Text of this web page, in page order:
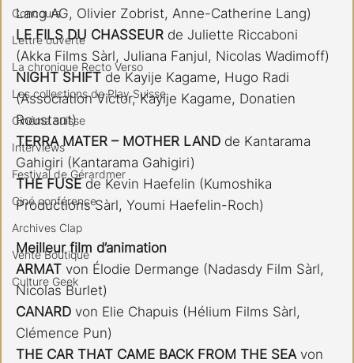
Concours
Lettre ouverte
La chronique Recto Verso
Les collections de Play Suisse
Cinéma suisse
Interviews
Festival de Gérardmer
Ciné conférence
Archives Clap
Vente Boutique
Culture Geek
Lang AG, Olivier Zobrist, Anne-Catherine Lang)
LE FILS DU CHASSEUR de Juliette Riccaboni
(Akka Films Sàrl, Juliana Fanjul, Nicolas Wadimoff)
NIGHT SHIFT de Kayije Kagame, Hugo Radi
(Association Victor, Kayije Kagame, Donatien
Roustant)
TERRA MATER – MOTHER LAND de Kantarama
Gahigiri (Kantarama Gahigiri)
THE FUSE de Kevin Haefelin (Kumoshika
Productions Sàrl, Youmi Haefelin-Roch)
Meilleur film d’animation
ARMAT von Élodie Dermange (Nadasdy Film Sàrl,
Nicolas Burlet)
CANARD von Elie Chapuis (Hélium Films Sàrl,
Clémence Pun)
THE CAR THAT CAME BACK FROM THE SEA von